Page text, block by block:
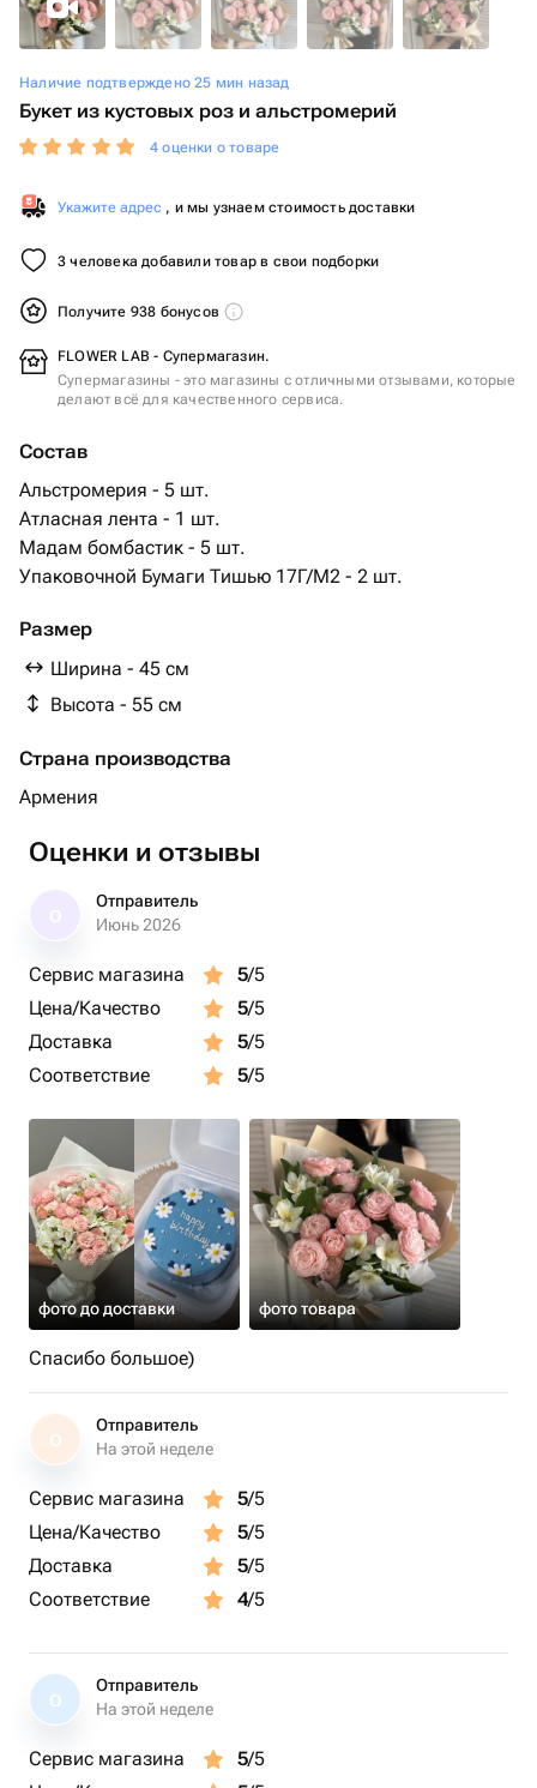
Наличие подтверждено 25 мин назад
Букет из кустовых роз и альстромерий
4 оценки о товаре
Укажите адрес , и мы узнаем стоимость доставки
3 человека добавили товар в свои подборки
Получите 938 бонусов
FLOWER LAB - Супермагазин.
Супермагазины - это магазины с отличными отзывами, которые
делают всё для качественного сервиса.
Состав
Альстромерия - 5 шт.
Атласная лента - 1 шт.
Мадам бомбастик - 5 шт.
Упаковочной Бумаги Тишью 17Г/М2 - 2 шт.
Размер
Ширина - 45 см
Высота - 55 см
Страна производства
Армения
Оценки и отзывы
Отправитель
Июнь 2026
Сервис магазина 5/5
Цена/Качество
5/5
Доставка
5/5
Соответствие
5/5
фото до доставки фото товара
Спасибо большое)
О
Отправитель
На этой неделе
Сервис магазина 5/5
Цена/Качество
5/5
Доставка
5/5
Соответствие
4/5
О
Отправитель
На этой неделе
Сервис магазина 5/5